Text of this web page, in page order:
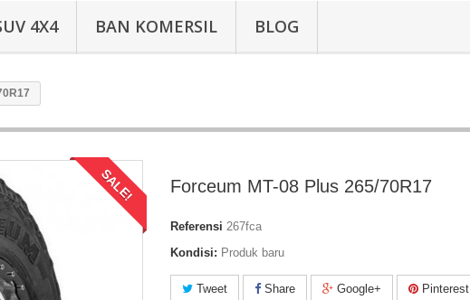
4X4 BAN KOMERSIL BLOG
SALE! Forceum MT-08 Plus 265/70R17
Referensi 267fca
Kondisi: Produk baru
Tweet Share Google+ Pinterest